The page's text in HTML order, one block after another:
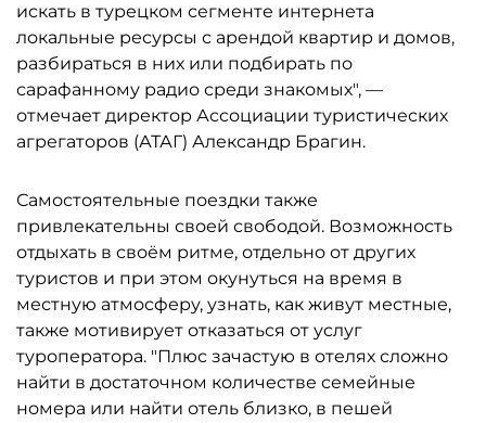
искать в турецком сегменте интернета
локальные ресурсы с арендой квартир и домов,
разбираться в них или подбирать по
сарафанному радио среди знакомых", —
отмечает директор Ассоциации туристических
агрегаторов (АТАГ) Александр Брагин.
Самостоятельные поездки также
привлекательны своей свободой. Возможность
отдыхать в своём ритме, отдельно от других
туристов и при этом окунуться на время в
местную атмосферу, узнать, как живут местные,
также мотивирует отказаться от услуг
туроператора. "Плюс зачастую в отелях сложно
найти в достаточном количестве семейные
номера или найти отель близко, в пешей